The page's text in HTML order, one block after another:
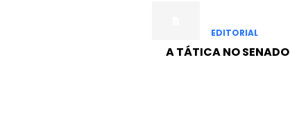
EDITORIAL
A TÁTICA NO SENADO